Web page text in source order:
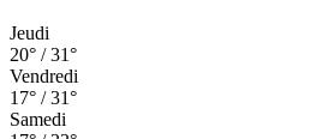
Jeudi
20° / 31°
Vendredi
17° / 31°
Samedi